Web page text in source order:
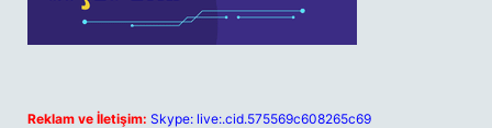
Reklam ve İletişim: Skype: live:.cid.575569c608265c69